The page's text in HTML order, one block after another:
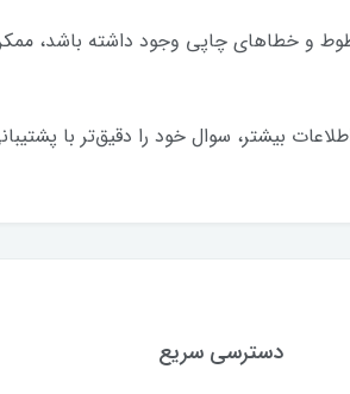
خطاهای چاپی وجود داشته باشد، ممکن
بیشتر، سوال خود را دقیق‌تر با
دسترسی سریع